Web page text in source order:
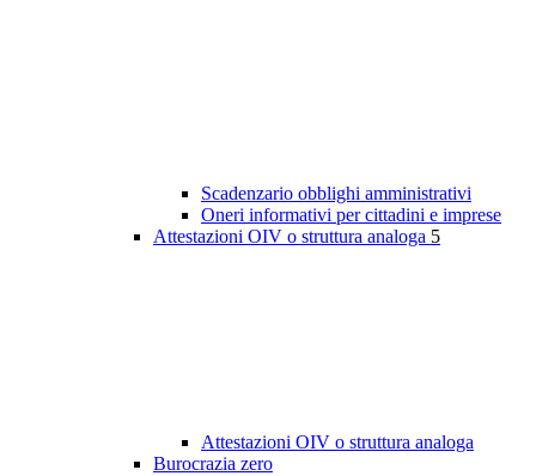
Scadenzario obblighi amministrativi
Oneri informativi per cittadini e imprese
Attestazioni OIV o struttura analoga 5
Attestazioni OIV o struttura analoga
Burocrazia zero